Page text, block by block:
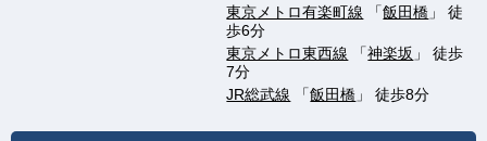
東京メトロ有楽町線 「飯田橋 」 徒
歩6分
東京メトロ東西線 「神楽坂 」 徒歩
7分
JR総武線 「飯田橋 」 徒歩8分